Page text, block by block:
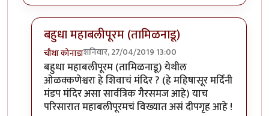
बहुधा महाबलीपूरम (तामिळनाडू)
चौथा कोनाडाशनिवार, 27/04/2019 13:00
In reply toआता दिसतोय का ?byप्रसाद_१९८२
बहुधा महाबलीपूरम (तामिळनाडू) येथील
ओळक्कणेश्वरा हे शिवाचं मंदिर ? (हे महिषासूर मर्दिनी
मंडप मंदिर असा सार्वत्रिक गैरसमज आहे) याच
परिसारात महाबलीपूरमचं विख्यात असं दीपगृह आहे !